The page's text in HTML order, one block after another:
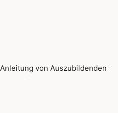
Anleitung von Auszubildenden